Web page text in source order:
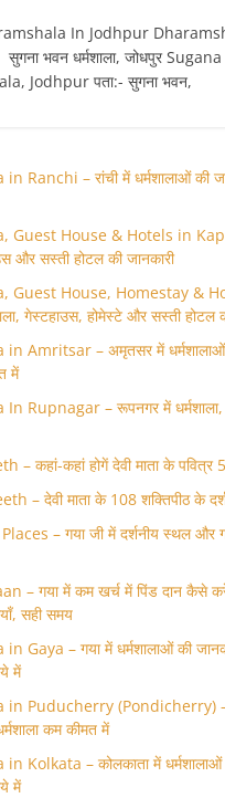
In Jodhpur
भवन धर्मशाला, जोधपुर
Jodhpur पता:- सुगना भवन,
Ranchi – रांची में धर्मशालाओं की
Guest House & Hotels in
और सस्ती होटल की जानकारी
Guest House, Homestay &
गेस्टहाउस, होमेस्टे और सस्ती होटल
Amritsar – अमृतसर में धर्मशालाओं
में
Rupnagar – रूपनगर में धर्मशाला,
– कहां-कहां होगें देवी माता के पवित्र
– देवी माता के 108 शक्तिपीठ के
– गया जी में दर्शनीय स्थल और
– गया में कम खर्च में पिंड दान कैसे
सही समय
Gaya – गया में धर्मशालाओं की
में
Puducherry (Pondicherry) –
कम कीमत में
Kolkata – कोलकाता में धर्मशालाओं
में